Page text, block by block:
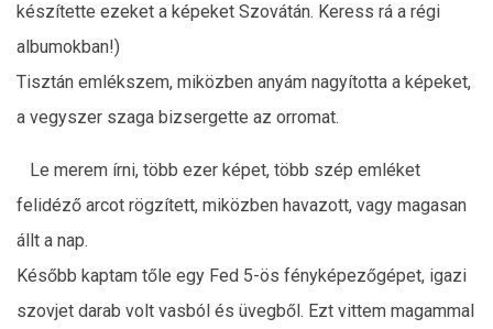
készítette ezeket a képeket Szovátán. Keress rá a régi
albumokban!)
Tisztán emlékszem, miközben anyám nagyította a képeket,
a vegyszer szaga bizsergette az orromat.
Le merem írni, több ezer képet, több szép emléket
felidéző arcot rögzített, miközben havazott, vagy magasan
állt a nap.
Később kaptam tőle egy Fed 5-ös fényképezőgépet, igazi
szovjet darab volt vasból és üvegből. Ezt vittem magammal